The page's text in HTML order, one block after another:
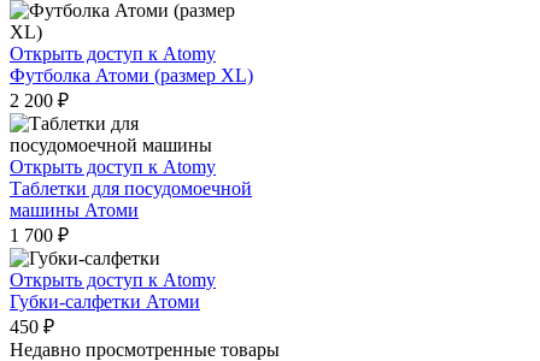
Открыть доступ к Atomy
Футболка Атоми (размер XL)
2 200 ₽
Открыть доступ к Atomy
Таблетки для посудомоечной
машины Атоми
1 700 ₽
Открыть доступ к Atomy
Губки-салфетки Атоми
450 ₽
Недавно просмотренные товары